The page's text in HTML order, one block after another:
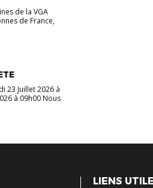
de la VGA
de France,
23 Juillet 2026 à
à 09h00 Nous
LIENS